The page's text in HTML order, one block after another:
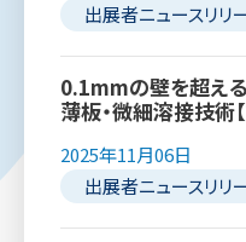
出展者ニュースリリ
0.1mmの壁を超え
薄板・微細溶接技術
2025年11月06日
出展者ニュースリリ